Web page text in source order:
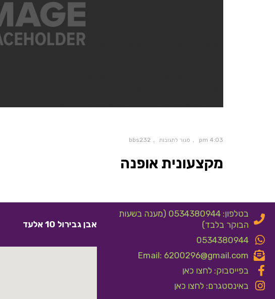
4:03 pm סגור לתגובות bbs232
מקצעונית אופנה
בטלפון: 0534380944 (מענה בשעות
הבוקר בלבד)
0534380944
Email: 6200296@gmail.com
בפייסבוק: לחצו כאן
באינסטגרם: לחצו כאן
אבן גבירול 10 אלעד